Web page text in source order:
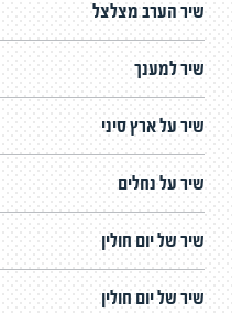
שיר הערב מצלצל
שיר למענך
שיר על ארץ סיני
שיר על נחלים
שיר של יום חולין
שיר של יום חולין